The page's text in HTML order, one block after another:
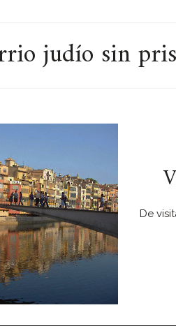
judío sin
De